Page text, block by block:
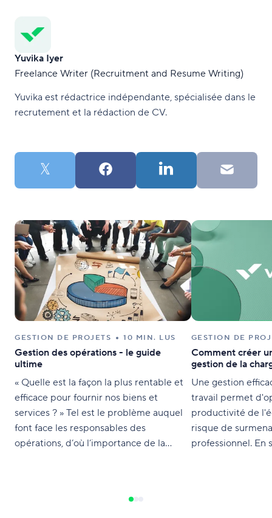
Yuvika Iyer
Freelance Writer (Recruitment and Resume Writing)
Yuvika est rédactrice indépendante, spécialisée dans le
recrutement et la rédaction de CV.
GESTION DE PROJETS 10 MIN. LUS
Gestion des opérations - le guide
ultime
« Quelle est la façon la plus rentable et
efficace pour fournir nos biens et
services ? » Tel est le problème auquel
font face les responsables des
opérations, d’où l’importance de la
faut composer avec du personnel, des
GESTION DE
Comment créer
gestion de la
Une gestion
travail permet
productivité de
risque de
professionnel. En